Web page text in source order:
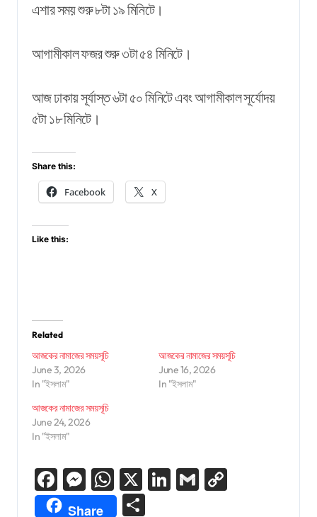
এশার সময় শুরু ৮টা ১৯ মিনিটে।
আগামীকাল ফজর শুরু ৩টা ৫৪ মিনিটে।
আজ ঢাকায় সূর্যাস্ত ৬টা ৫০ মিনিটে এবং আগামীকাল সূর্যোদয়
৫টা ১৮ মিনিটে।
Share this:
Facebook X
Like this:
Related
আজকের নামাজের সময়সূচি
June 3, 2026
In "ইসলাম"
আজকের নামাজের সময়সূচি
June 16, 2026
In "ইসলাম"
আজকের নামাজের সময়সূচি
June 24, 2026
In "ইসলাম"
Facebook
Messenger
WhatsApp
X LinkedIn
Gmail
Share